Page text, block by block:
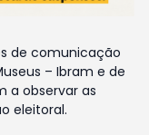
de comunicação
– Ibram e de
a observar as
eleitoral.